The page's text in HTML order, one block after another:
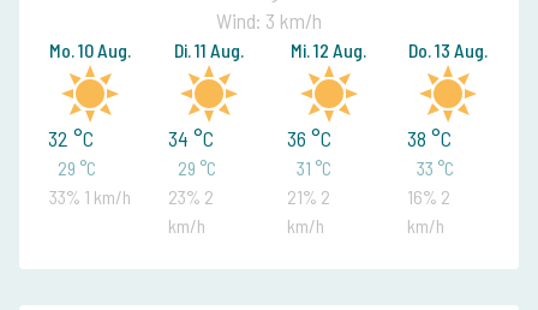
Wind: 3 km/h
Mo. 10 Aug.
32 °C
29 °C
33% 1 km/h
Di. 11 Aug.
34 °C
29 °C
23% 2
km/h
Mi. 12 Aug.
36 °C
31 °C
21% 2
km/h
Do. 13 Aug.
38 °C
33 °C
16% 2
km/h